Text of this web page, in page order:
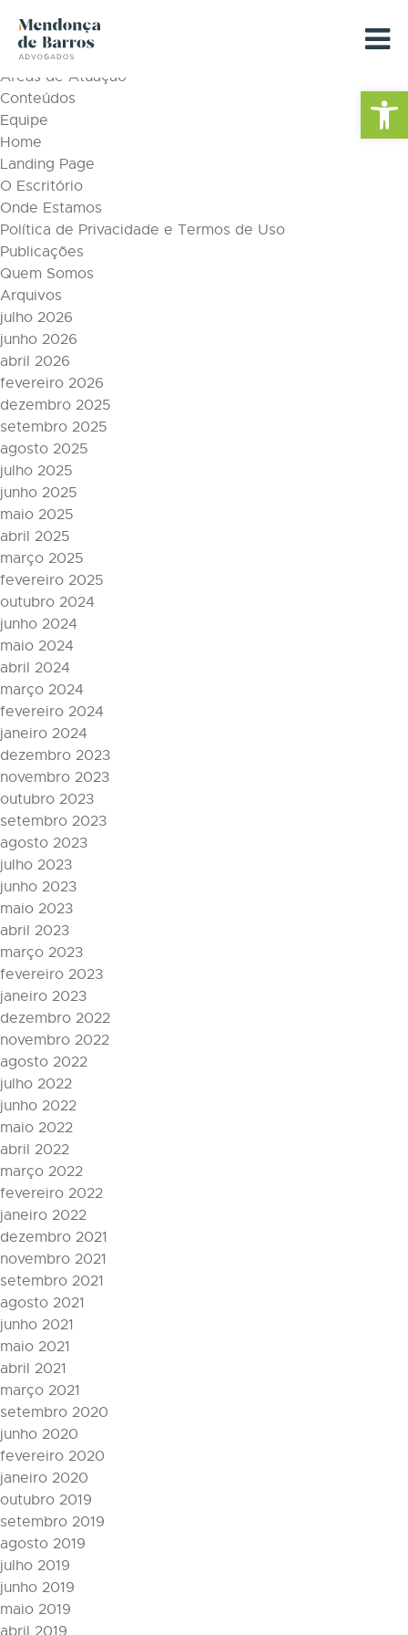
Barra de
Páginas
Áreas de Atuação
Conteúdos
Equipe
Home
Landing Page
O Escritório
Onde Estamos
Política de Privacidade e Termos de Uso
Publicações
Quem Somos
Arquivos
julho 2026
junho 2026
abril 2026
fevereiro 2026
dezembro 2025
setembro 2025
agosto 2025
julho 2025
junho 2025
maio 2025
abril 2025
março 2025
fevereiro 2025
outubro 2024
junho 2024
maio 2024
abril 2024
março 2024
fevereiro 2024
janeiro 2024
dezembro 2023
novembro 2023
outubro 2023
setembro 2023
agosto 2023
julho 2023
junho 2023
maio 2023
abril 2023
março 2023
fevereiro 2023
janeiro 2023
dezembro 2022
novembro 2022
agosto 2022
julho 2022
junho 2022
maio 2022
abril 2022
março 2022
fevereiro 2022
janeiro 2022
dezembro 2021
novembro 2021
setembro 2021
agosto 2021
junho 2021
maio 2021
abril 2021
março 2021
setembro 2020
junho 2020
fevereiro 2020
janeiro 2020
outubro 2019
setembro 2019
agosto 2019
julho 2019
junho 2019
maio 2019
abril 2019